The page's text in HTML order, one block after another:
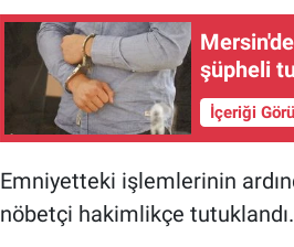
şüpheli
İçeriği
Emniyetteki işlemlerinin
nöbetçi hakimlikçe tutuklandı.